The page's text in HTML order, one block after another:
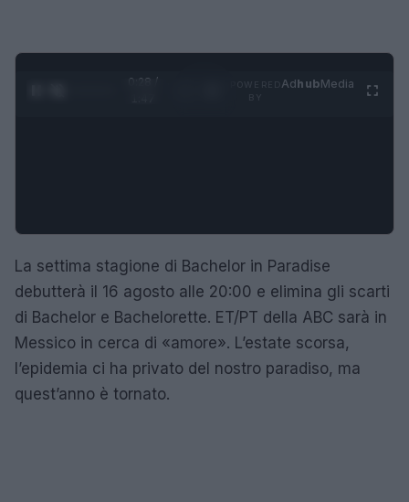
0:28 /
AdhubMedia
La settima stagione di Bachelor in Paradise
debutterà il 16 agosto alle 20:00 e elimina gli scarti
di Bachelor e Bachelorette. ET/PT della ABC sarà in
Messico in cerca di «amore». L’estate scorsa,
l’epidemia ci ha privato del nostro paradiso, ma
quest’anno è tornato.